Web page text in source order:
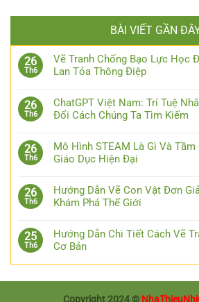
BÀI VIẾT GẦN
26
Th6
Vẽ Tranh Chống Bạo Lực Học
Lan Tỏa Thông Điệp
26
Th6
ChatGPT Việt Nam: Trí Tuệ
Đổi Cách Chúng Ta Tìm Kiếm
26
Th6
Mô Hình STEAM Là Gì Và Tầm
Giáo Dục Hiện Đại
26
Th6
Hướng Dẫn Vẽ Con Vật Đơn
Khám Phá Thế Giới
25
Th6
Hướng Dẫn Chi Tiết Cách Vẽ
Cơ Bản
Copyright 2024 ©